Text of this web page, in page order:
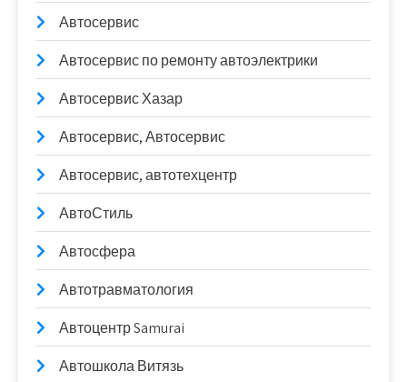
Автосервис
Автосервис по ремонту автоэлектрики
Автосервис Хазар
Автосервис, Автосервис
Автосервис, автотехцентр
АвтоСтиль
Автосфера
Автотравматология
Автоцентр Samurai
Автошкола Витязь